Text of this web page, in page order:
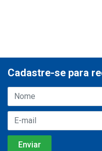
Cadastre-se para